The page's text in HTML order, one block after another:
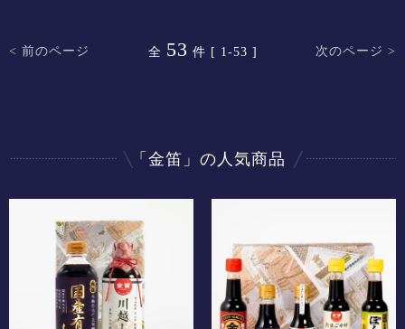
< 前のページ 次のページ >
全 53 件 [ 1-53 ]
「金笛」の人気商品